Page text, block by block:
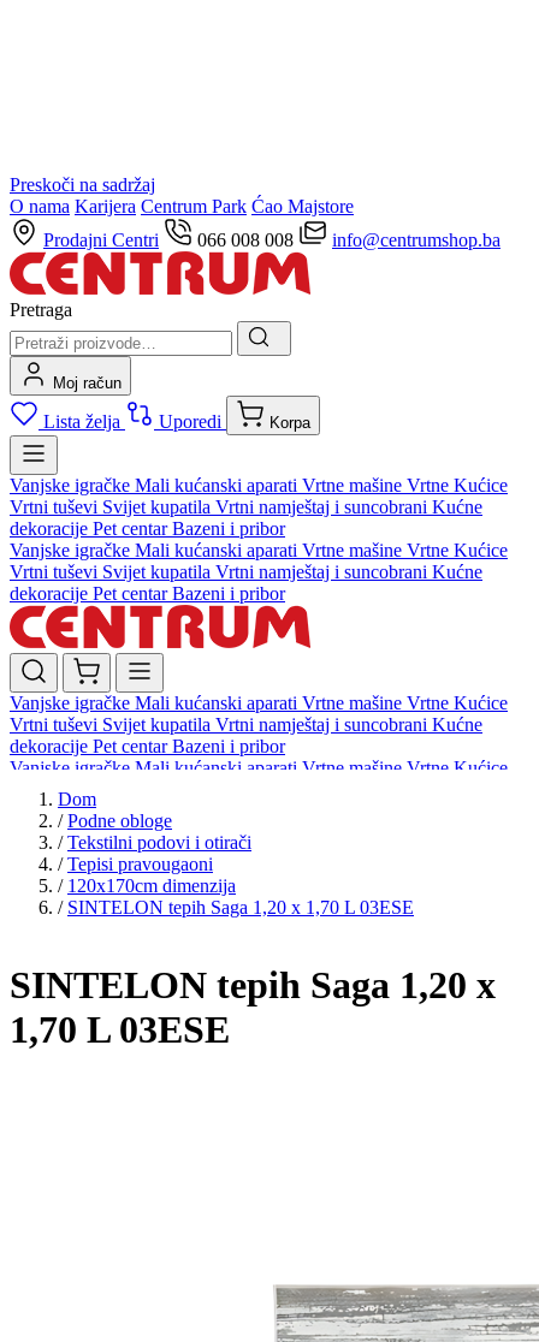
Preskoči na sadržaj
O nama Karijera Centrum Park Ćao Majstore
Prodajni Centri
066 008 008 info@centrumshop.ba
Pretraga
Moj račun
Lista želja Uporedi Korpa
Vanjske igračke Mali kućanski aparati Vrtne mašine Vrtne Kućice
Vrtni tuševi Svijet kupatila Vrtni namještaj i suncobrani Kućne
dekoracije Pet centarBazeni i pribor
Vanjske igračke Mali kućanski aparati Vrtne mašine Vrtne Kućice
Vrtni tuševi Svijet kupatila Vrtni namještaj i suncobrani Kućne
dekoracije Pet centarBazeni i pribor
Vanjske igračke Mali kućanski aparati Vrtne mašine Vrtne Kućice
Vrtni tuševi Svijet kupatila Vrtni namještaj i suncobrani Kućne
dekoracije Pet centarBazeni i pribor
Vanjske igračke Mali kućanski aparati Vrtne mašine Vrtne Kućice
Vrtni tuševi
dekoracijePet centar
Dom
/ Podne obloge
/ Tekstilni podovi i otirači
/ Tepisi pravougaoni
/ 120x170cm dimenzija
/ SINTELON tepih Saga 1,20 x 1,70 L 03ESE
SINTELON tepih Saga 1,20 x
1,70 L 03ESE